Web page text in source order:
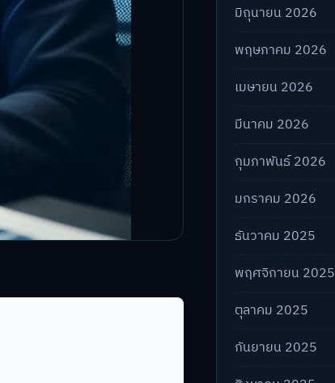
มิถุนายน 2026
พฤษภาคม 2026
เมษายน 2026
มีนาคม 2026
กุมภาพันธ์ 2026
มกราคม 2026
ธันวาคม 2025
พฤศจิกายน 2025
ตุลาคม 2025
กันยายน 2025